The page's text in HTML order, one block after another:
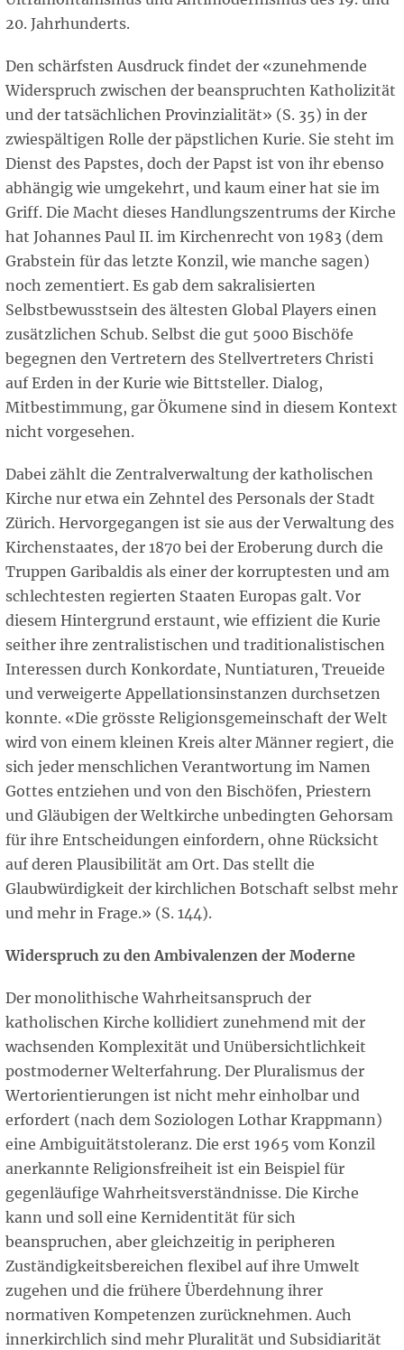
20. Jahrhunderts.
Den schärfsten Ausdruck findet der «zunehmende
Widerspruch zwischen der beanspruchten Katholizität
und der tatsächlichen Provinzialität» (S. 35) in der
zwiespältigen Rolle der päpstlichen Kurie. Sie steht im
Dienst des Papstes, doch der Papst ist von ihr ebenso
abhängig wie umgekehrt, und kaum einer hat sie im
Griff. Die Macht dieses Handlungszentrums der Kirche
hat Johannes Paul II. im Kirchenrecht von 1983 (dem
Grabstein für das letzte Konzil, wie manche sagen)
noch zementiert. Es gab dem sakralisierten
Selbstbewusstsein des ältesten Global Players einen
zusätzlichen Schub. Selbst die gut 5000 Bischöfe
begegnen den Vertretern des Stellvertreters Christi
auf Erden in der Kurie wie Bittsteller. Dialog,
Mitbestimmung, gar Ökumene sind in diesem Kontext
nicht vorgesehen.
Dabei zählt die Zentralverwaltung der katholischen
Kirche nur etwa ein Zehntel des Personals der Stadt
Zürich. Hervorgegangen ist sie aus der Verwaltung des
Kirchenstaates, der 1870 bei der Eroberung durch die
Truppen Garibaldis als einer der korruptesten und am
schlechtesten regierten Staaten Europas galt. Vor
diesem Hintergrund erstaunt, wie effizient die Kurie
seither ihre zentralistischen und traditionalistischen
Interessen durch Konkordate, Nuntiaturen, Treueide
und verweigerte Appellationsinstanzen durchsetzen
konnte. «Die grösste Religionsgemeinschaft der Welt
wird von einem kleinen Kreis alter Männer regiert, die
sich jeder menschlichen Verantwortung im Namen
Gottes entziehen und von den Bischöfen, Priestern
und Gläubigen der Weltkirche unbedingten Gehorsam
für ihre Entscheidungen einfordern, ohne Rücksicht
auf deren Plausibilität am Ort. Das stellt die
Glaubwürdigkeit der kirchlichen Botschaft selbst mehr
und mehr in Frage.» (S. 144).
Widerspruch zu den Ambivalenzen der Moderne
Der monolithische Wahrheitsanspruch der
katholischen Kirche kollidiert zunehmend mit der
wachsenden Komplexität und Unübersichtlichkeit
postmoderner Welterfahrung. Der Pluralismus der
Wertorientierungen ist nicht mehr einholbar und
erfordert (nach dem Soziologen Lothar Krappmann)
eine Ambiguitätstoleranz. Die erst 1965 vom Konzil
anerkannte Religionsfreiheit ist ein Beispiel für
gegenläufige Wahrheitsverständnisse. Die Kirche
kann und soll eine Kernidentität für sich
beanspruchen, aber gleichzeitig in peripheren
Zuständigkeitsbereichen flexibel auf ihre Umwelt
zugehen und die frühere Überdehnung ihrer
normativen Kompetenzen zurücknehmen. Auch
innerkirchlich sind mehr Pluralität und Subsidiarität